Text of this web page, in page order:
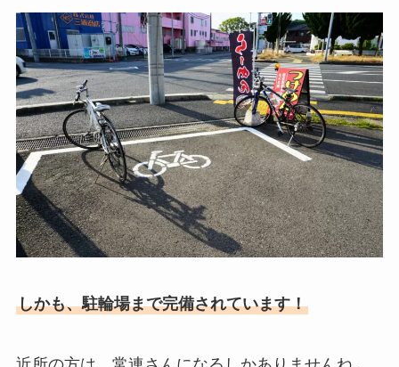
しかも、駐輪場まで完備されています！